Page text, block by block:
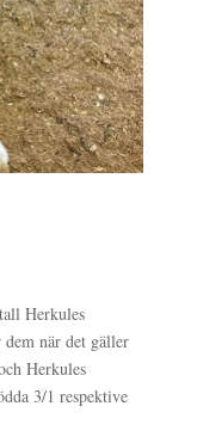
Herkules
när det gäller
Herkules
3/1 respektive